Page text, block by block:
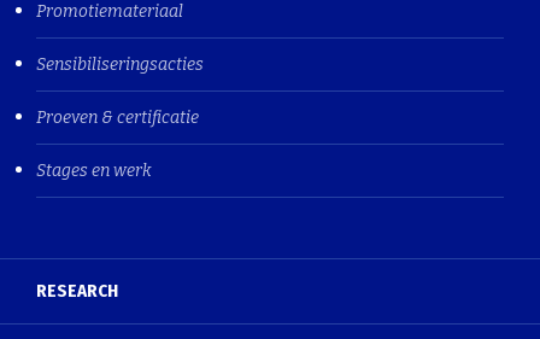
Promotiemateriaal
Sensibiliseringsacties
Proeven & certificatie
Stages en werk
RESEARCH